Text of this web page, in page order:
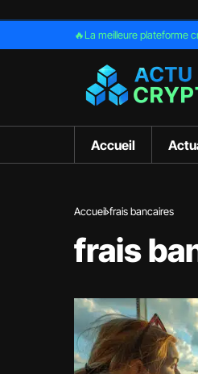
🔥La meilleure plateforme
Accueil
Accueil frais bancaires
frais